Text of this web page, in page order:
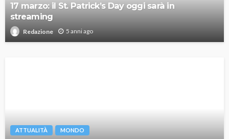
17 marzo: il St. Patrick’s Day oggi sarà in
streaming
Redazione 5 anni ago
ATTUALITÀ MONDO